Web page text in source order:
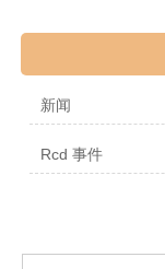
新闻
Rcd 事件